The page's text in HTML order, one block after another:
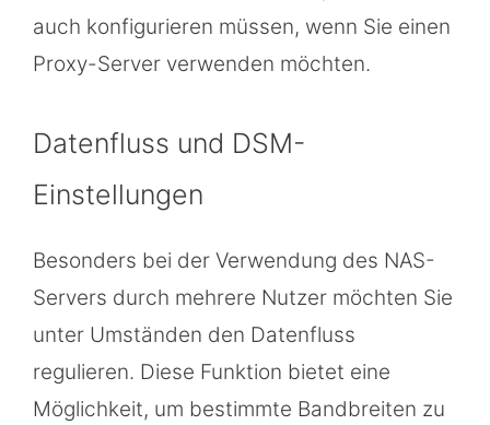
auch konfigurieren müssen, wenn Sie einen
Proxy-Server verwenden möchten.
Datenfluss und DSM-
Einstellungen
Besonders bei der Verwendung des NAS-
Servers durch mehrere Nutzer möchten Sie
unter Umständen den Datenfluss
regulieren. Diese Funktion bietet eine
Möglichkeit, um bestimmte Bandbreiten zu